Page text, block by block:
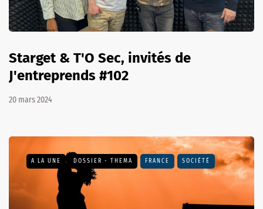
Starget & T'O Sec, invités de
J'entreprends #102
20 mars 2024
A LA UNE DOSSIER - THEMA FRANCE SOCIÉTÉ